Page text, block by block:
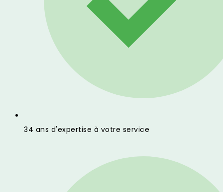
34 ans d'expertise à votre service